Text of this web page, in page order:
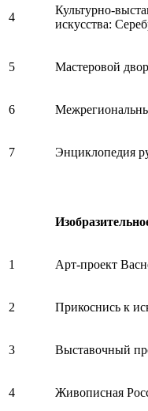
4
Культурно-
искусства:
5 Мастеровой
6
7 Энциклопедия
1 Арт-проект
2 Прикоснись к
3 Выставочный
4 Живописная